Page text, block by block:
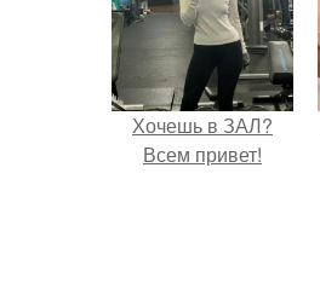
Хочешь в ЗАЛ?
Всем привет!